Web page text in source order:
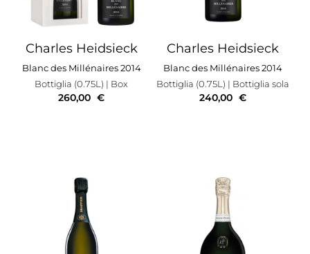
Charles Heidsieck
Blanc des Millénaires 2014
Bottiglia (0.75L) | Box
260,00 €
Charles Heidsieck
Blanc des Millénaires 2014
Bottiglia (0.75L) | Bottiglia sola
240,00 €